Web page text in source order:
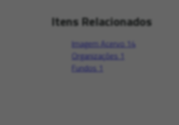
Itens Relacionados
Imagem Acervo 14
Organizações
Fundos